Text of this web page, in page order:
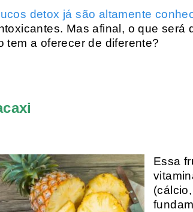
detox já são altamente
Mas afinal, o que será
tem a oferecer de diferente?
Essa